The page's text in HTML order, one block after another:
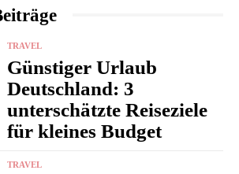
TRAVEL
Günstiger Urlaub
Deutschland: 3
unterschätzte Reiseziele
für kleines Budget
TRAVEL